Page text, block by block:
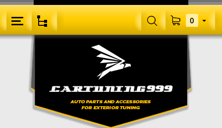
0